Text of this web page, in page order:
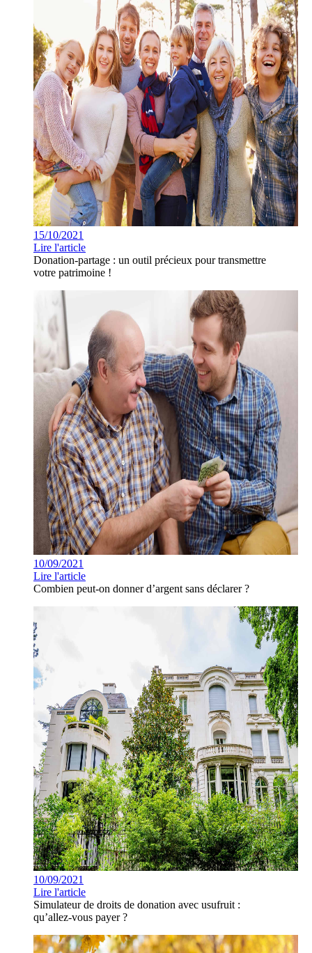
15/10/2021
Lire l'article
Donation-partage : un outil précieux pour transmettre
votre patrimoine !
10/09/2021
Lire l'article
Combien peut-on donner d’argent sans déclarer ?
10/09/2021
Lire l'article
Simulateur de droits de donation avec usufruit :
qu’allez-vous payer ?